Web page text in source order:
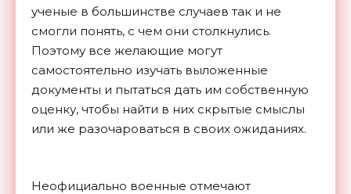
ученые в большинстве случаев так и не
смогли понять, с чем они столкнулись.
Поэтому все желающие могут
самостоятельно изучать выложенные
документы и пытаться дать им собственную
оценку, чтобы найти в них скрытые смыслы
или же разочароваться в своих ожиданиях.
Неофициально военные отмечают